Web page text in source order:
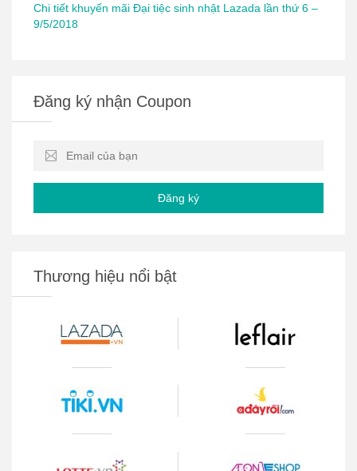
Chi tiết khuyến mãi Đại tiệc sinh nhật Lazada lần thứ 6 –
9/5/2018
Đăng ký nhận Coupon
Đăng ký
Thương hiệu nổi bật